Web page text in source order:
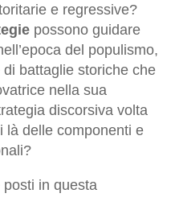
e regressive?
possono guidare
del populismo,
battaglie storiche che
nella sua
discorsiva volta
là delle componenti e
in questa